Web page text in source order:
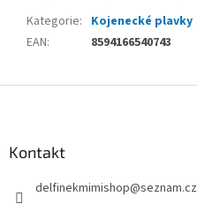
Kategorie: Kojenecké plavky
EAN: 8594166540743
Kontakt
delfinekmimishop@seznam.cz